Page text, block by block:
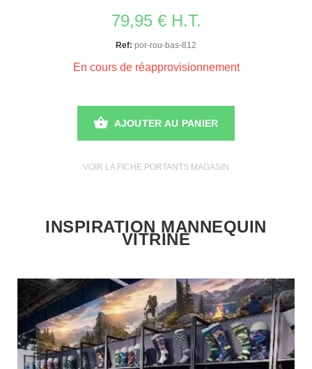
79,95 € H.T.
Ref: por-rou-bas-812
En cours de réapprovisionnement
AJOUTER AU PANIER
VOIR LA FICHE PORTANTS MAGASIN
INSPIRATION MANNEQUIN
VITRINE